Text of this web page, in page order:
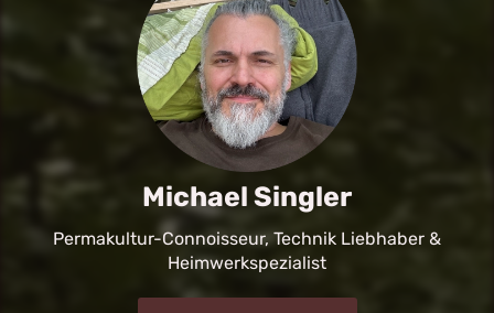
Michael Singler
Permakultur-Connoisseur, Technik Liebhaber &
Heimwerkspezialist